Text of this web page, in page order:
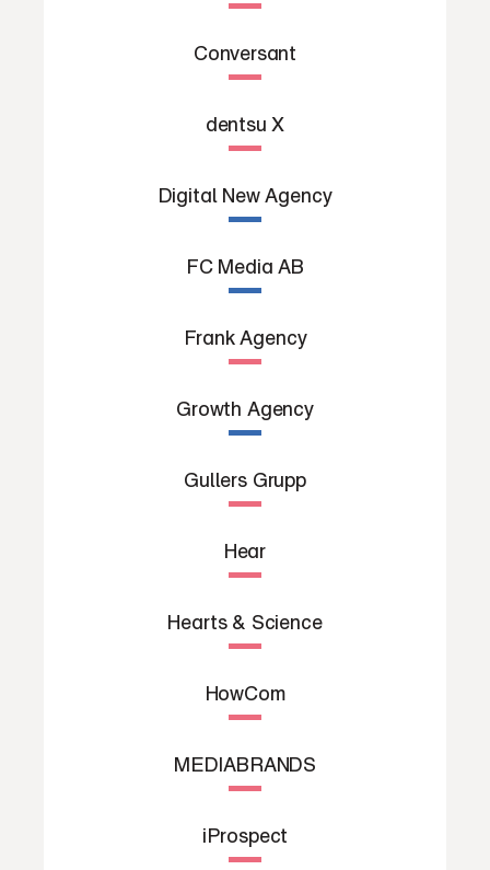
Conversant
dentsu X
Digital New Agency
FC Media AB
Frank Agency
Growth Agency
Gullers Grupp
Hear
Hearts & Science
HowCom
MEDIABRANDS
iProspect